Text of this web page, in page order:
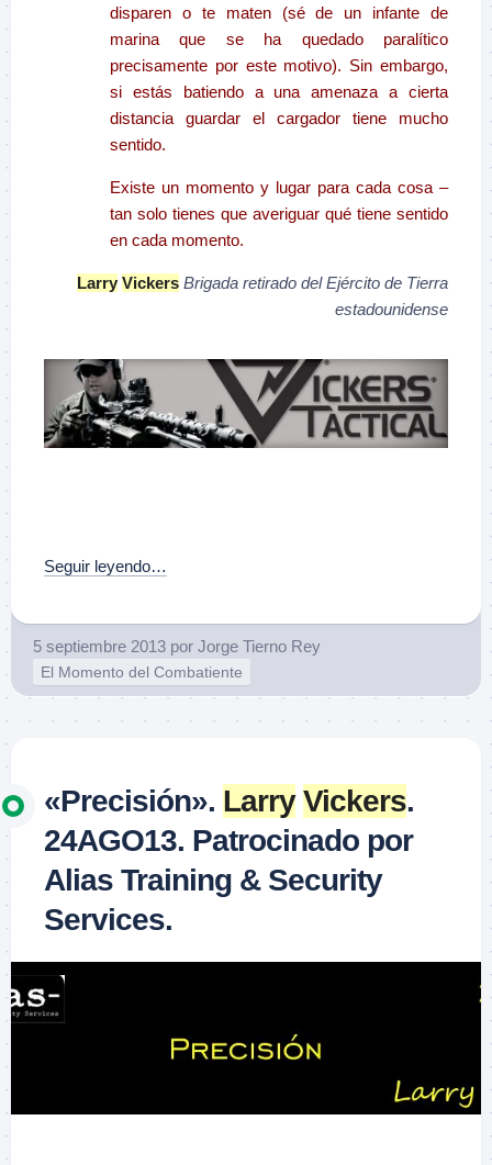
disparen o te maten (sé de un infante de
marina que se ha quedado paralítico
precisamente por este motivo). Sin embargo,
si estás batiendo a una amenaza a cierta
distancia guardar el cargador tiene mucho
sentido.
Existe un momento y lugar para cada cosa –
tan solo tienes que averiguar qué tiene sentido
en cada momento.
Larry Vickers Brigada retirado del Ejército de Tierra
estadounidense
Seguir leyendo…
5 septiembre 2013 por Jorge Tierno Rey
El Momento del Combatiente
«Precisión». Larry Vickers.
24AGO13. Patrocinado por
Alias Training & Security
Services.